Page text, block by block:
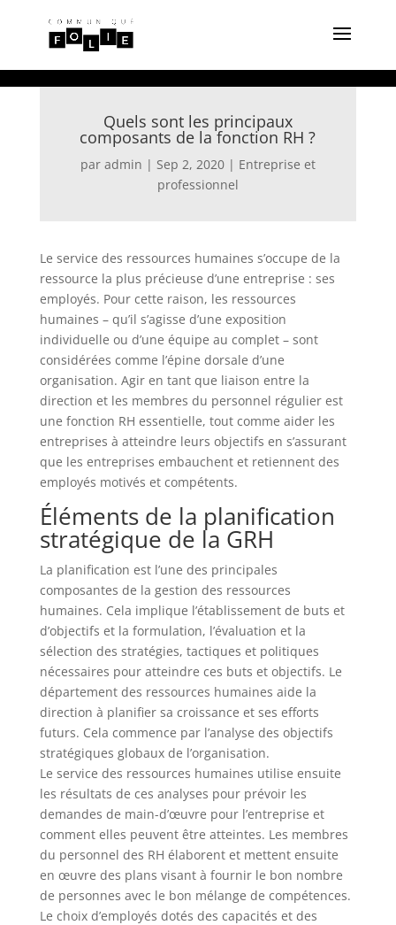
Quels sont les principaux
composants de la fonction RH ?
par admin | Sep 2, 2020| Entreprise et
professionnel
Le service des ressources humaines s’occupe de la
ressource la plus précieuse d’une entreprise : ses
employés. Pour cette raison, les ressources
humaines – qu’il s’agisse d’une exposition
individuelle ou d’une équipe au complet – sont
considérées comme l’épine dorsale d’une
organisation. Agir en tant que liaison entre la
direction et les membres du personnel régulier est
une fonction RH essentielle, tout comme aider les
entreprises à atteindre leurs objectifs en s’assurant
que les entreprises embauchent et retiennent des
employés motivés et compétents.
Éléments de la planification
stratégique de la GRH
La planification est l’une des principales
composantes de la gestion des ressources
humaines. Cela implique l’établissement de buts et
d’objectifs et la formulation, l’évaluation et la
sélection des stratégies, tactiques et politiques
nécessaires pour atteindre ces buts et objectifs. Le
département des ressources humaines aide la
direction à planifier sa croissance et ses efforts
futurs. Cela commence par l’analyse des objectifs
stratégiques globaux de l’organisation.
Le service des ressources humaines utilise ensuite
les résultats de ces analyses pour prévoir les
demandes de main-d’œuvre pour l’entreprise et
comment elles peuvent être atteintes. Les membres
du personnel des RH élaborent et mettent ensuite
en œuvre des plans visant à fournir le bon nombre
de personnes avec le bon mélange de compétences.
Le choix d’employés dotés des capacités et des